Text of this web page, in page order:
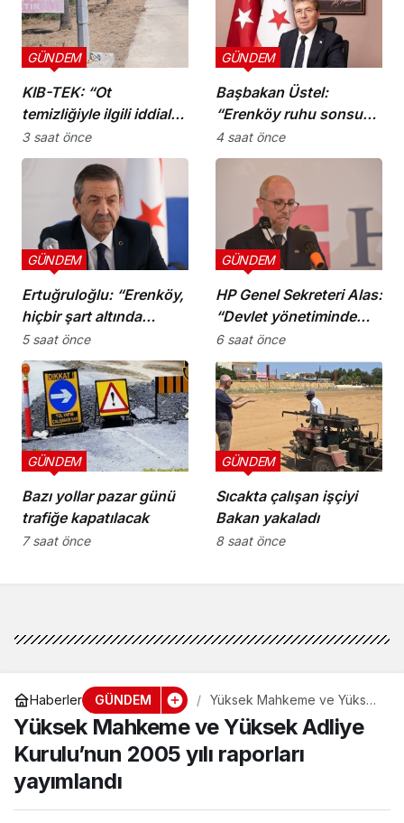
KIB-TEK: “Ot
temizliğiyle ilgili iddialar
doğru değil”
GÜNDEM
3 saat önce
Başbakan Üstel:
“Erenköy ruhu sonsuza
dek yaşayacaktır”
GÜNDEM
4 saat önce
Ertuğruloğlu: “Erenköy,
hiçbir şart altında
esareti kabul
etmeyeceğimizin en
açık kanıtıdır”
GÜNDEM
5 saat önce
HP Genel Sekreteri Alas:
“Devlet yönetiminde
köklü bir zihniyet
değişimine ihtiyaç var”
GÜNDEM
6 saat önce
Bazı yollar pazar günü
trafiğe kapatılacak
GÜNDEM
7 saat önce
Sıcakta çalışan işçiyi
Bakan yakaladı
GÜNDEM
8 saat önce
Haberler GÜNDEM
Yüksek Mahkeme ve Yüksek
Adliye Kurulu’nun 2005 yılı
raporları yayımlandı
Yüksek Mahkeme ve Yüksek Adliye
Kurulu’nun 2005 yılı raporları
yayımlandı